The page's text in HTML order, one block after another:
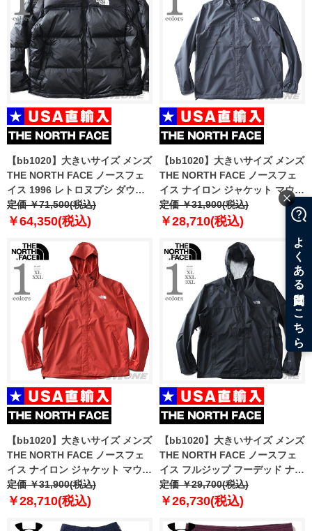
【bb1020】大きいサイズ メンズ
THE NORTH FACE ノースフェ
イス 1996 レトロヌプシ ダウン
ジャケット 1996 RETRO
NUPTSE JACKET USA直輸入
定価 ￥71,500(税込)
￥64,350(税込)
【bb1020】大きいサイズ メンズ
THE NORTH FACE ノースフェ
イス ナイロン ジャケット マウン
テンパーカー ANTORA JACKET
USA直輸入 nf0a7qey-174
定価 ￥31,900(税込)
￥28,710(税込)
【bb1020】大きいサイズ メンズ
THE NORTH FACE ノースフェ
イス ナイロン ジャケット マウン
テンパーカー ANTORA JACKET
USA直輸入 nf0a7qey-ubr
定価 ￥31,900(税込)
￥28,710(税込)
【bb1020】大きいサイズ メンズ
THE NORTH FACE ノースフェ
イス フルジップ フーデッド ナイ
ロン ジャケット M VENTURE 2
JACKET USA直輸入 nf0a2vd3-
定価 ￥29,700(税込)
￥26,730(税込)